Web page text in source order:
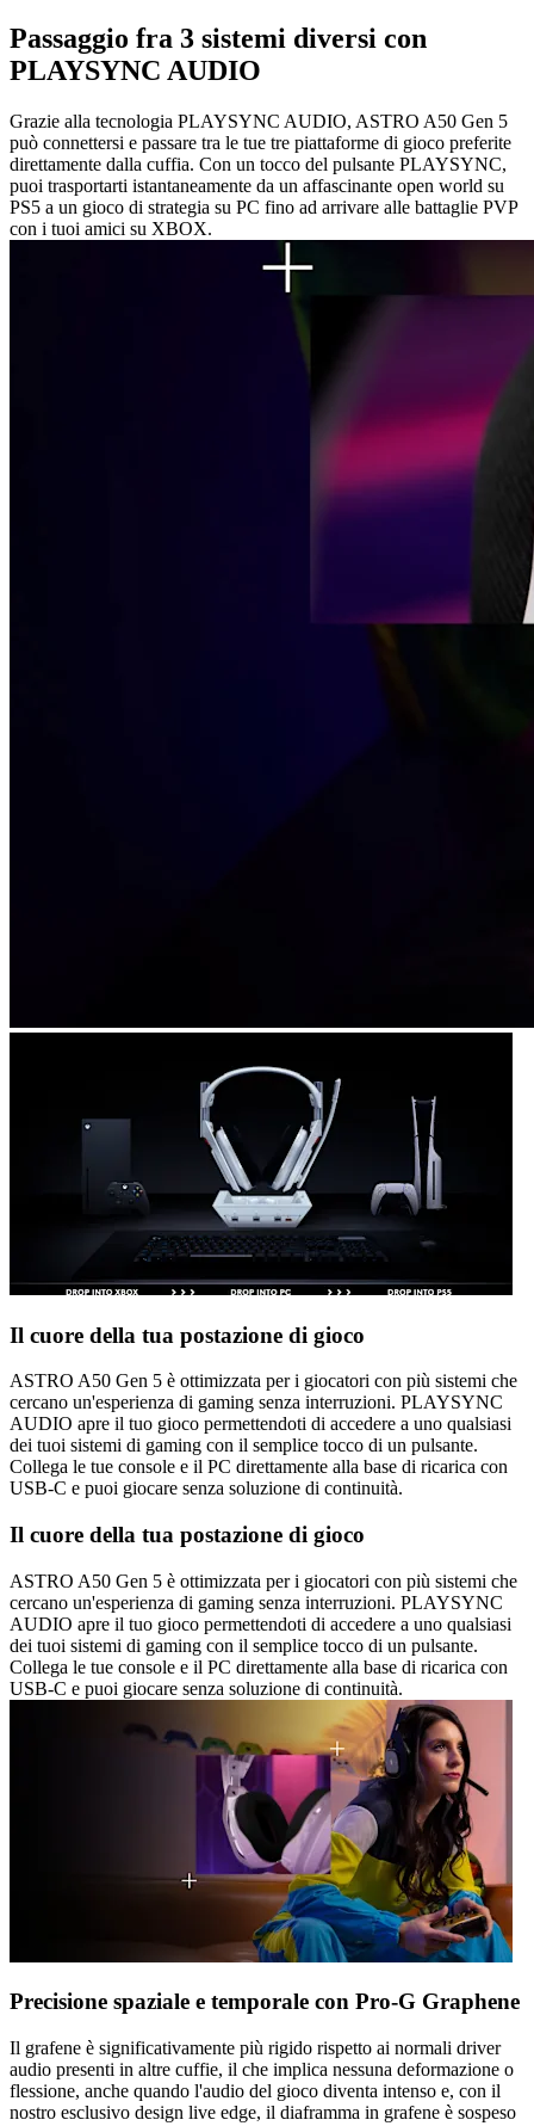
Passaggio fra 3 sistemi diversi con
PLAYSYNC AUDIO
Grazie alla tecnologia PLAYSYNC AUDIO, ASTRO A50 Gen 5
può connettersi e passare tra le tue tre piattaforme di gioco preferite
direttamente dalla cuffia. Con un tocco del pulsante PLAYSYNC,
puoi trasportarti istantaneamente da un affascinante open world su
PS5 a un gioco di strategia su PC fino ad arrivare alle battaglie PVP
con i tuoi amici su XBOX.
Il cuore della tua postazione di gioco
ASTRO A50 Gen 5 è ottimizzata per i giocatori con più sistemi che
cercano un'esperienza di gaming senza interruzioni. PLAYSYNC
AUDIO apre il tuo gioco permettendoti di accedere a uno qualsiasi
dei tuoi sistemi di gaming con il semplice tocco di un pulsante.
Collega le tue console e il PC direttamente alla base di ricarica con
USB-C e puoi giocare senza soluzione di continuità.
Il cuore della tua postazione di gioco
ASTRO A50 Gen 5 è ottimizzata per i giocatori con più sistemi che
cercano un'esperienza di gaming senza interruzioni. PLAYSYNC
AUDIO apre il tuo gioco permettendoti di accedere a uno qualsiasi
dei tuoi sistemi di gaming con il semplice tocco di un pulsante.
Collega le tue console e il PC direttamente alla base di ricarica con
USB-C e puoi giocare senza soluzione di continuità.
Precisione spaziale e temporale con Pro-G Graphene
Il grafene è significativamente più rigido rispetto ai normali driver
audio presenti in altre cuffie, il che implica nessuna deformazione o
flessione, anche quando l'audio del gioco diventa intenso e, con il
nostro esclusivo design live edge, il diaframma in grafene è sospeso